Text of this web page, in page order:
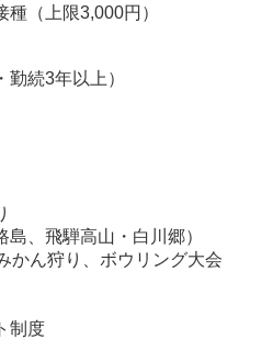
（上限3,000円）
続3年以上）
、飛騨高山・白川郷）
かん狩り、ボウリング大会
制度